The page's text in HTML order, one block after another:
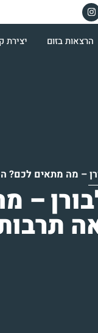
הרצאות בזום יצירת
– מה מתאים לכם?
–